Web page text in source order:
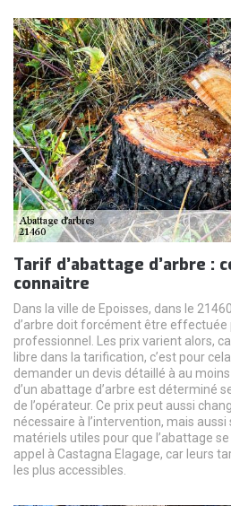
Tarif d’abattage d’arbre :
connaitre
Dans la ville de Epoisses, dans le
d’arbre doit forcément être effectuée
professionnel. Les prix varient alors,
libre dans la tarification, c’est pour
demander un devis détaillé à au
d’un abattage d’arbre est déterminé
de l’opérateur. Ce prix peut aussi
nécessaire à l’intervention, mais
matériels utiles pour que l’abattage
appel à Castagna Elagage, car leurs
les plus accessibles.